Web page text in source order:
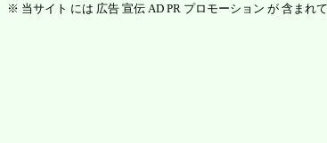
※ 当サイト には 広告 宣伝 AD PR プロモーション が 含まれて